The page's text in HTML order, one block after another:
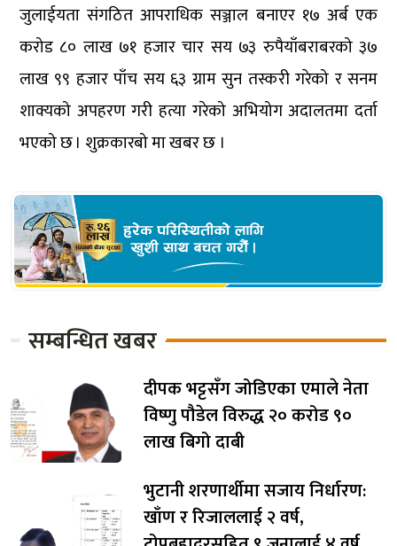
जुलाईयता संगठित आपराधिक सञ्जाल बनाएर १७ अर्ब एक
करोड ८० लाख ७१ हजार चार सय ७३ रुपैयाँबराबरको ३७
लाख ९९ हजार पाँच सय ६३ ग्राम सुन तस्करी गरेको र सनम
शाक्यको अपहरण गरी हत्या गरेको अभियोग अदालतमा दर्ता
भएको छ । शुक्रकारबोमा खबर छ ।
सम्बन्धित खबर
दीपक भट्टसँग जोडिएका एमाले नेता
विष्णु पौडेल विरुद्ध २० करोड ९०
लाख बिगो दाबी
भुटानी शरणार्थीमा सजाय निर्धारण:
खाँण र रिजाललाई २ वर्ष,